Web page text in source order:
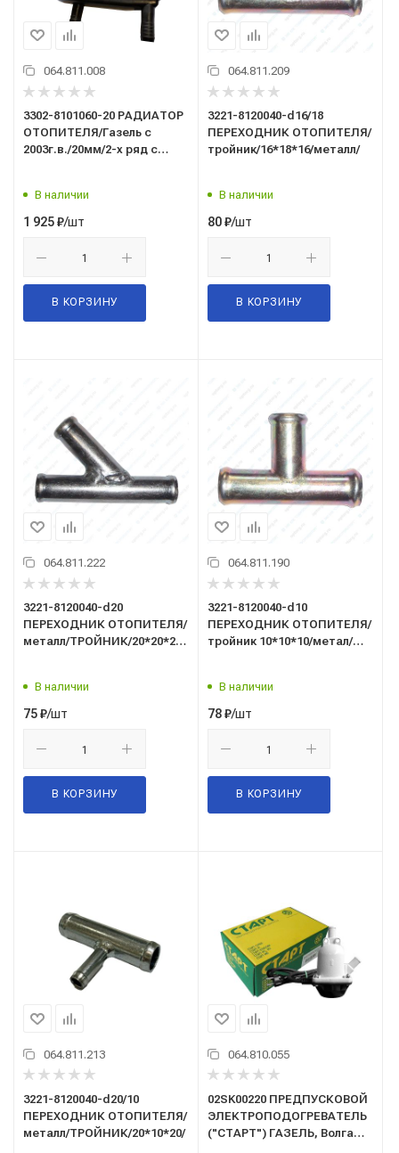
064.811.008
3302-8101060-20 РАДИАТОР
ОТОПИТЕЛЯ/Газель с
2003г.в./20мм/2-х ряд с
В наличии
1 925₽/шт
В КОРЗИНУ
064.811.209
3221-8120040-d16/18
ПЕРЕХОДНИК ОТОПИТЕЛЯ/
тройник/16*18*16/металл/
В наличии
80₽/шт
В КОРЗИНУ
064.811.222
3221-8120040-d20
ПЕРЕХОДНИК ОТОПИТЕЛЯ/
металл/ТРОЙНИК/20*20*20/
В наличии
75₽/шт
В КОРЗИНУ
064.811.190
3221-8120040-d10
ПЕРЕХОДНИК ОТОПИТЕЛЯ/
тройник 10*10*10/метал/
В наличии
78₽/шт
В КОРЗИНУ
064.811.213
3221-8120040-d20/10
ПЕРЕХОДНИК ОТОПИТЕЛЯ/
металл/ТРОЙНИК/20*10*20/
064.810.055
02SK00220 ПРЕДПУСКОВОЙ
ЭЛЕКТРОПОДОГРЕВАТЕЛЬ
("СТАРТ") ГАЗЕЛЬ, Волга